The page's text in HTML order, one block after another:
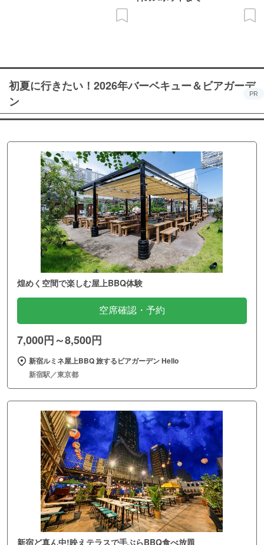
初夏に行きたい！2026年バーベキュー＆ビアガーデ
ン
PR
煌めく空間で楽しむ屋上BBQ体験
空席確認・予約
7,000円～8,500円
新宿ルミネ屋上BBQ 旅するビアガーデン Hello
新宿駅／東京都
新宿ど真ん中!映えテラスで手ぶらBBQ食べ放題